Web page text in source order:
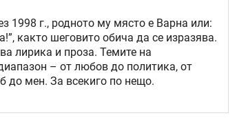
1998 г., родното му място е Варна или:
както шеговито обича да се изразява.
лирика и проза. Темите на
– от любов до политика, от
до мен. За всекиго по нещо.